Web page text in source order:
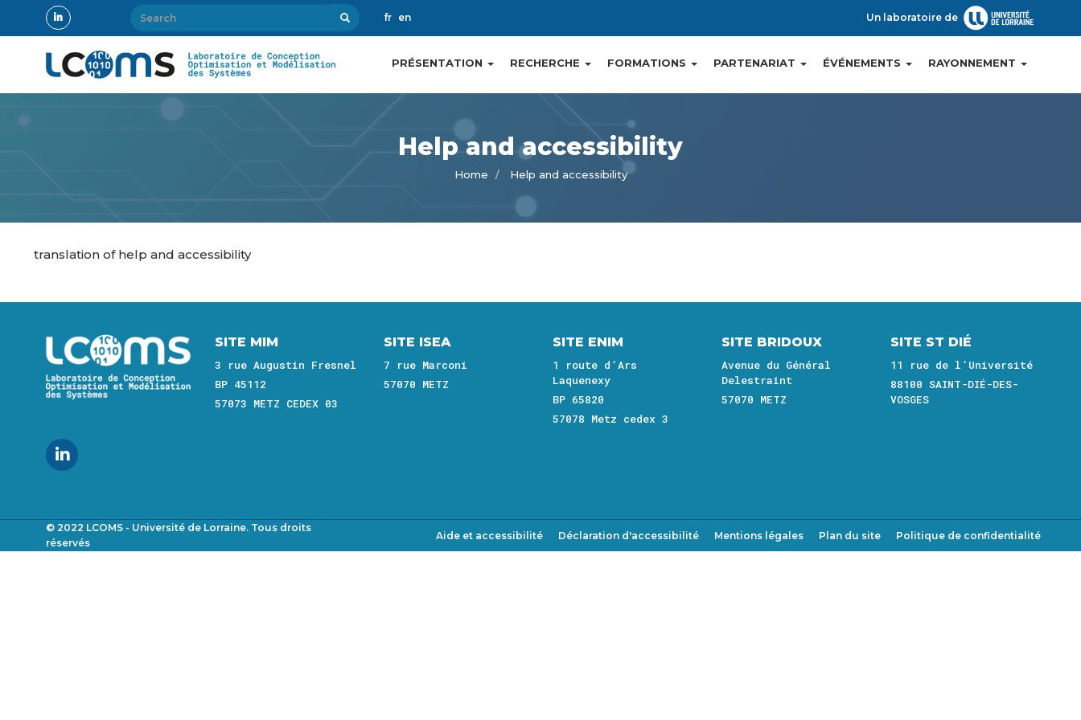
main
content
Search
Search fr en Un laboratoire de
Main
navigation
PRÉSENTATION RECHERCHE FORMATIONS PARTENARIAT ÉVÉNEMENTS RAYONNEMENT
Help and accessibility
Home Help and accessibility
Body
translation of help and accessibility
Image SITE MIM
3 rue Augustin Fresnel
BP 45112
57073 METZ CEDEX 03
SITE ISEA
7 rue Marconi
57070 METZ
SITE ENIM
1 route d’Ars
Laquenexy
BP 65820
57078 Metz cedex 3
SITE BRIDOUX
Avenue du Général
Delestraint
57070 METZ
SITE ST DIÉ
11 rue de l’Université
88100 SAINT-DIÉ-DES-
VOSGES
© 2022 LCOMS - Université de Lorraine. Tous droits
réservés
Footer
Aide et accessibilité Déclaration d'accessibilité Mentions légales Plan du site Politique de confidentialité